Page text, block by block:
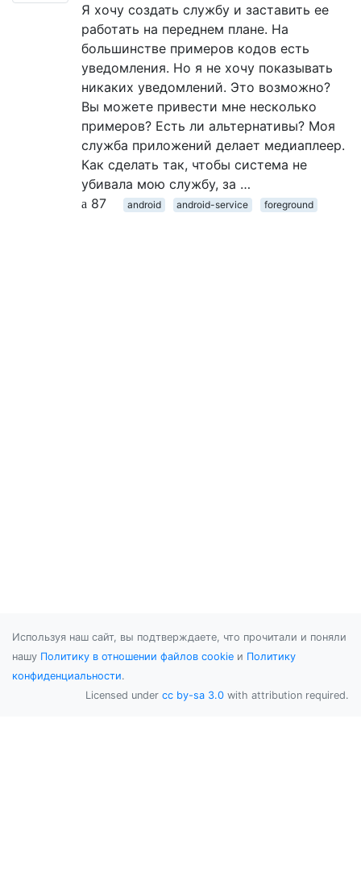
Я хочу создать службу и заставить ее
работать на переднем плане. На
большинстве примеров кодов есть
уведомления. Но я не хочу показывать
никаких уведомлений. Это возможно?
Вы можете привести мне несколько
примеров? Есть ли альтернативы? Моя
служба приложений делает медиаплеер.
Как сделать так, чтобы система не
убивала мою службу, за …
87
android android-service foreground
Используя наш сайт, вы подтверждаете, что прочитали и поняли
нашу Политику в отношении файлов cookie и Политику
конфиденциальности.
Licensed under cc by-sa 3.0 with attribution required.